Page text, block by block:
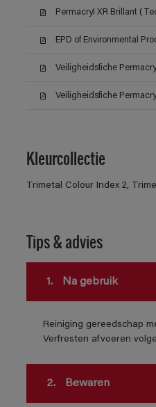
Permacryl XR Brillant
EPD of Environmental
Veiligheidsfiche
Veiligheidsfiche
Kleurcollectie
Trimetal Colour Index 2,
Tips & advies
1. Na gebruik
Reiniging gereedschap
Verfresten afvoeren
2. Bewaren